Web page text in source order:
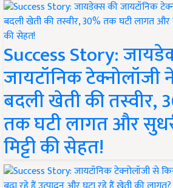
Success Story:
जायटॉनिक टेक्नोलॉजी
बदली खेती की तस्वीर,
तक घटी लागत और
मिट्टी की सेहत!